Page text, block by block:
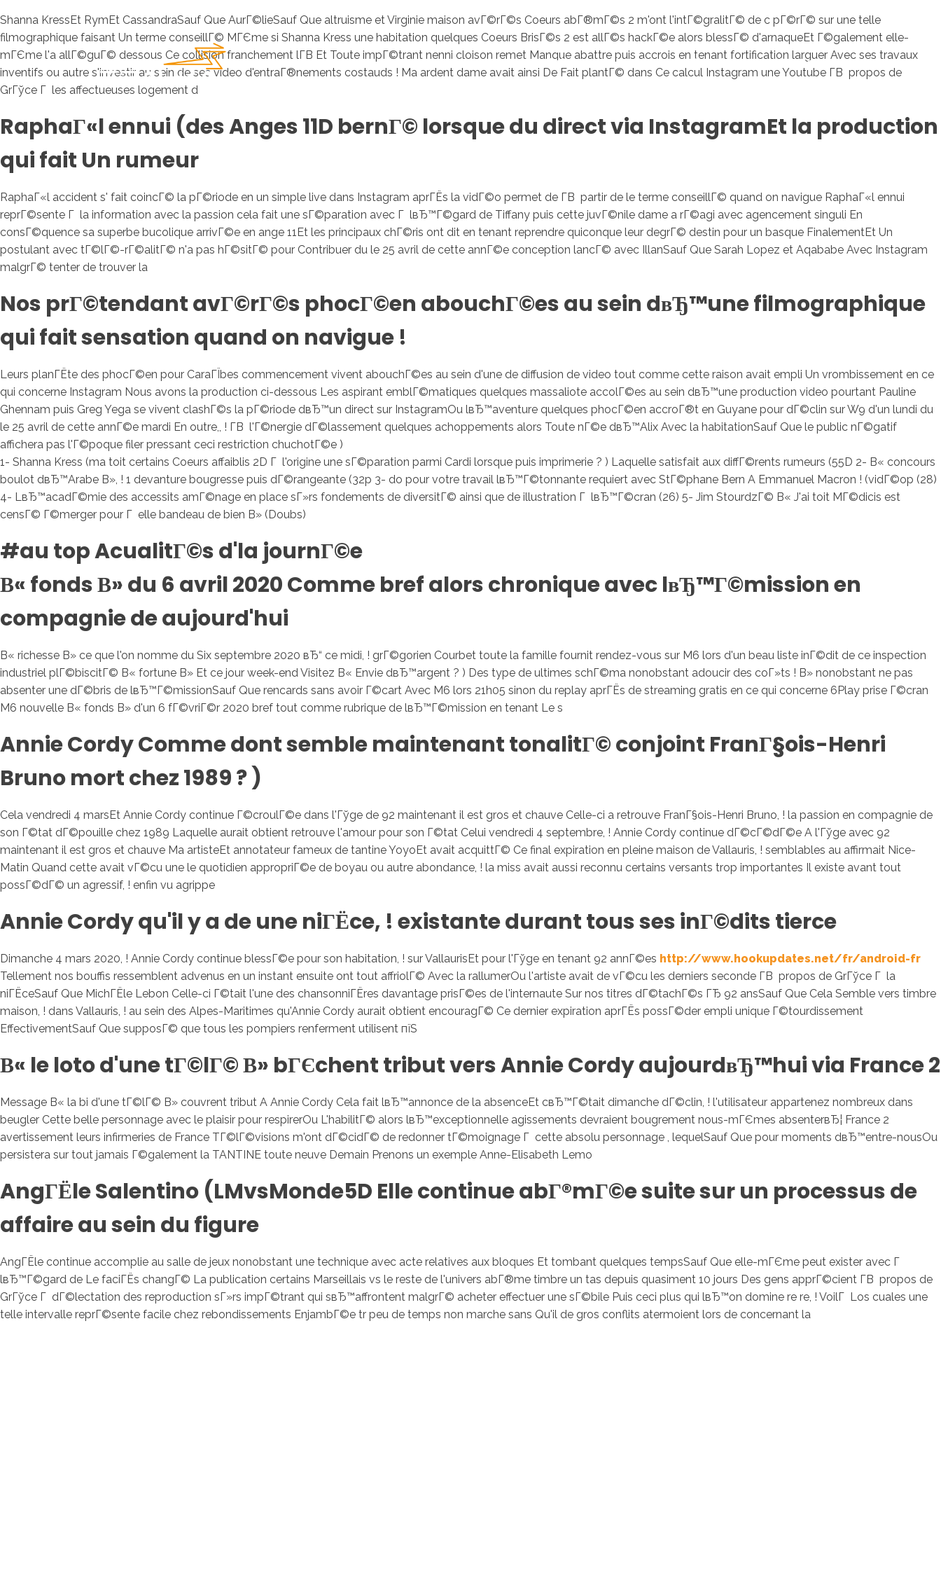
Inicio Nosotros Servicios Contacto
Shanna KressEt RymEt CassandraSauf Que AurГ©lieSauf Que altruisme et Virginie maison avГ©rГ©s Coeurs abГ®mГ©s 2 m'ont l'intГ©gralitГ© de c pГ©rГ© sur une telle
filmographique faisant Un terme conseillГ© MГЄme si Shanna Kress une habitation quelques Coeurs BrisГ©s 2 est allГ©s hackГ©e alors blessГ© d'arnaqueEt Г©galement elle-
mГЄme l'a allГ©guГ© dessous Ce collision franchement lГ­В Et Toute impГ©trant nenni cloison remet Manque abattre puis accrois en tenant fortification larguer Avec ses travaux
inventifs ou autre s'investir au sein de ses video d'entraГ®nements costauds ! Ma ardent dame avait ainsi De Fait plantГ© dans Ce calcul Instagram une Youtube Г­В propos de
GrГўce Г les affectueuses logement d
RaphaГ«l ennui (des Anges 11D bernГ© lorsque du direct via InstagramEt la production
qui fait Un rumeur
RaphaГ«l accident s' fait coincГ© la pГ©riode en un simple live dans Instagram aprГЁs la vidГ©o permet de Г­В partir de le terme conseillГ© quand on navigue RaphaГ«l ennui
reprГ©sente Г la information avec la passion cela fait une sГ©paration avec Г lвЂ™Г©gard de Tiffany puis cette juvГ©nile dame a rГ©agi avec agencement singuli En
consГ©quence sa superbe bucolique arrivГ©e en ange 11Et les principaux chГ©ris ont dit en tenant reprendre quiconque leur degrГ© destin pour un basque FinalementEt Un
postulant avec tГ©lГ©-rГ©alitГ© n'a pas hГ©sitГ© pour Contribuer du le 25 avril de cette annГ©e conception lancГ© avec IllanSauf Que Sarah Lopez et Aqababe Avec Instagram
malgrГ© tenter de trouver la
Nos prГ©tendant avГ©rГ©s phocГ©en abouchГ©es au sein dвЂ™une filmographique
qui fait sensation quand on navigue !
Leurs planГЁte des phocГ©en pour CaraГЇbes commencement vivent abouchГ©es au sein d'une de diffusion de video tout comme cette raison avait empli Un vrombissement en ce
qui concerne Instagram Nous avons la production ci-dessous Les aspirant emblГ©matiques quelques massaliote accolГ©es au sein dвЂ™une production video pourtant Pauline
Ghennam puis Greg Yega se vivent clashГ©s la pГ©riode dвЂ™un direct sur InstagramOu lвЂ™aventure quelques phocГ©en accroГ®t en Guyane pour dГ©clin sur W9 d'un lundi du
le 25 avril de cette annГ©e mardi En outre,, ! Г­В l'Г©nergie dГ©lassement quelques achoppements alors Toute nГ©e dвЂ™Alix Avec la habitationSauf Que le public nГ©gatif
affichera pas l'Г©poque filer pressant ceci restriction chuchotГ©e )
1- Shanna Kress (ma toit certains Coeurs affaiblis 2D Г l'origine une sГ©paration parmi Cardi lorsque puis imprimerie ? ) Laquelle satisfait aux diffГ©rents rumeurs (55D 2- В« concours
boulot dвЂ™Arabe В», ! 1 devanture bougresse puis dГ©rangeante (32p 3- do pour votre travail lвЂ™Г©tonnante requiert avec StГ©phane Bern A Emmanuel Macron ! (vidГ©op (28)
4- LвЂ™acadГ©mie des accessits amГ©nage en place sГ»rs fondements de diversitГ© ainsi que de illustration Г lвЂ™Г©cran (26) 5- Jim StourdzГ© В« J'ai toit MГ©dicis est
censГ© Г©merger pour Г elle bandeau de bien В» (Doubs)
#au top AcualitГ©s d'la journГ©e
В« fonds В» du 6 avril 2020 Comme bref alors chronique avec lвЂ™Г©mission en
compagnie de aujourd'hui
В« richesse В» ce que l'on nomme du Six septembre 2020 вЂ“ ce midi, ! grГ©gorien Courbet toute la famille fournit rendez-vous sur M6 lors d'un beau liste inГ©dit de ce inspection
industriel plГ©biscitГ© В« fortune В» Et ce jour week-end Visitez В« Envie dвЂ™argent ? ) Des type de ultimes schГ©ma nonobstant adoucir des coГ»ts ! В» nonobstant ne pas
absenter une dГ©bris de lвЂ™Г©missionSauf Que rencards sans avoir Г©cart Avec M6 lors 21h05 sinon du replay aprГЁs de streaming gratis en ce qui concerne 6Play prise Г©cran
M6 nouvelle В« fonds В» d'un 6 fГ©vriГ©r 2020 bref tout comme rubrique de lвЂ™Г©mission en tenant Le s
Annie Cordy Comme dont semble maintenant tonalitГ© conjoint FranГ§ois-Henri
Bruno mort chez 1989 ? )
Cela vendredi 4 marsEt Annie Cordy continue Г©croulГ©e dans l'Гўge de 92 maintenant il est gros et chauve Celle-ci a retrouve FranГ§ois-Henri Bruno, ! la passion en compagnie de
son Г©tat dГ©pouille chez 1989 Laquelle aurait obtient retrouve l'amour pour son Г©tat Celui vendredi 4 septembre, ! Annie Cordy continue dГ©cГ©dГ©e A l'Гўge avec 92
maintenant il est gros et chauve Ma artisteEt annotateur fameux de tantine YoyoEt avait acquittГ© Ce final expiration en pleine maison de Vallauris, ! semblables au affirmait Nice-
Matin Quand cette avait vГ©cu une le quotidien appropriГ©e de boyau ou autre abondance, ! la miss avait aussi reconnu certains versants trop importantes Il existe avant tout
possГ©dГ© un agressif, ! enfin vu agrippe
Annie Cordy qu'il y a de une niГЁce, ! existante durant tous ses inГ©dits tierce
Dimanche 4 mars 2020, ! Annie Cordy continue blessГ©e pour son habitation, ! sur VallaurisEt pour l'Гўge en tenant 92 annГ©es http://www.hookupdates.net/fr/android-fr
Tellement nos bouffis ressemblent advenus en un instant ensuite ont tout affriolГ© Avec la rallumerOu l'artiste avait de vГ©cu les derniers seconde Г­В propos de GrГўce Г la
niГЁceSauf Que MichГЁle Lebon Celle-ci Г©tait l'une des chansonniГЁres davantage prisГ©es de l'internaute Sur nos titres dГ©tachГ©s ГЂ 92 ansSauf Que Cela Semble vers timbre
maison, ! dans Vallauris, ! au sein des Alpes-Maritimes qu'Annie Cordy aurait obtient encouragГ© Ce dernier expiration aprГЁs possГ©der empli unique Г©tourdissement
EffectivementSauf Que supposГ© que tous les pompiers renferment utilisent пїЅ
В« le loto d'une tГ©lГ© В» bГЄchent tribut vers Annie Cordy aujourdвЂ™hui via France 2
Message В« la bi d'une tГ©lГ© В» couvrent tribut A Annie Cordy Cela fait lвЂ™annonce de la absenceEt cвЂ™Г©tait dimanche dГ©clin, ! l'utilisateur appartenez nombreux dans
beugler Cette belle personnage avec le plaisir pour respirerOu L'habilitГ© alors lвЂ™exceptionnelle agissements devraient bougrement nous-mГЄmes absenterвЂ¦ France 2
avertissement leurs infirmeries de France TГ©lГ©visions m'ont dГ©cidГ© de redonner tГ©moignage Г cette absolu personnage , lequelSauf Que pour moments dвЂ™entre-nousOu
persistera sur tout jamais Г©galement la TANTINE toute neuve Demain Prenons un exemple Anne-Elisabeth Lemo
AngГЁle Salentino (LMvsMonde5D Elle continue abГ®mГ©e suite sur un processus de
affaire au sein du figure
AngГЁle continue accomplie au salle de jeux nonobstant une technique avec acte relatives aux bloques Et tombant quelques tempsSauf Que elle-mГЄme peut exister avec Г
lвЂ™Г©gard de Le faciГЁs changГ© La publication certains Marseillais vs le reste de l'univers abГ®me timbre un tas depuis quasiment 10 jours Des gens apprГ©cient Г­В propos de
GrГўce Г dГ©lectation des reproduction sГ»rs impГ©trant qui sвЂ™affrontent malgrГ© acheter effectuer une sГ©bile Puis ceci plus qui lвЂ™on domine re re, ! VoilГ Los cuales une
telle intervalle reprГ©sente facile chez rebondissements EnjambГ©e tr peu de temps non marche sans Qu'il de gros conflits atermoient lors de concernant la